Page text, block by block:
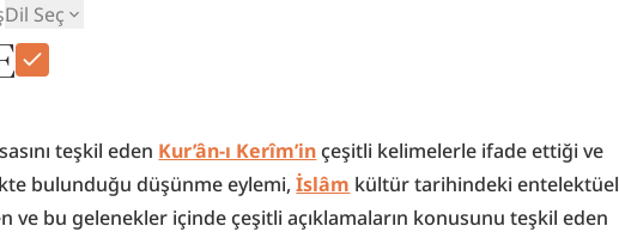
Dil Seç
teşkil eden Kur’ân-ı Kerîm’in çeşitli kelimelerle ifade ettiği ve
bulunduğu düşünme eylemi, İslâm kültür tarihindeki entelektüel
ve bu gelenekler içinde çeşitli açıklamaların konusunu teşkil eden